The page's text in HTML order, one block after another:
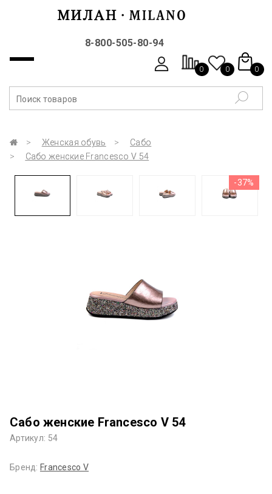
8-800-505-80-94
0 0 0
Женская обувь
Сабо
Сабо женские Francesco V 54
-37%
Сабо женские Francesco V 54
Артикул: 54
Бренд: Francesco V